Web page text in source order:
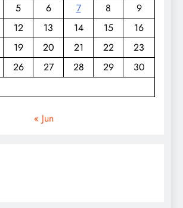
5 6 7 8
9
12 13 14 15
16
19 20 21 22
23
26 27 28 29
30
« Jun